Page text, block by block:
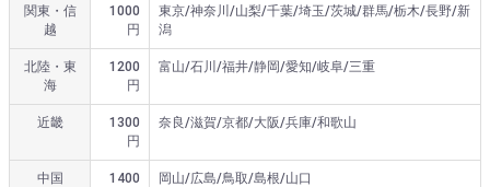
関東・信
越
1000
円
東京/神奈川/山梨/千葉/埼玉/茨城/群馬/栃木/長野/新
潟
北陸・東
海
1200
円
富山/石川/福井/静岡/愛知/岐阜/三重
近畿
1300
円
奈良/滋賀/京都/大阪/兵庫/和歌山
中国
1400
岡山/広島/鳥取/島根/山口